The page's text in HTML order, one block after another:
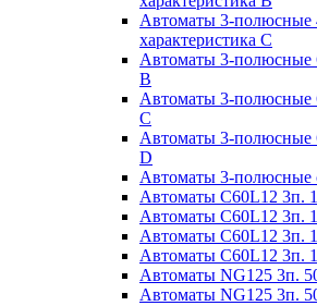
Автоматы 3-полюсные
характеристика С
Автоматы 3-полюсные
B
Автоматы 3-полюсные
C
Автоматы 3-полюсные
D
Автоматы 3-полюсные
Автоматы C60L12 3п.
Автоматы C60L12 3п.
Автоматы C60L12 3п.
Автоматы C60L12 3п.
Автоматы NG125 3п.
Автоматы NG125 3п.